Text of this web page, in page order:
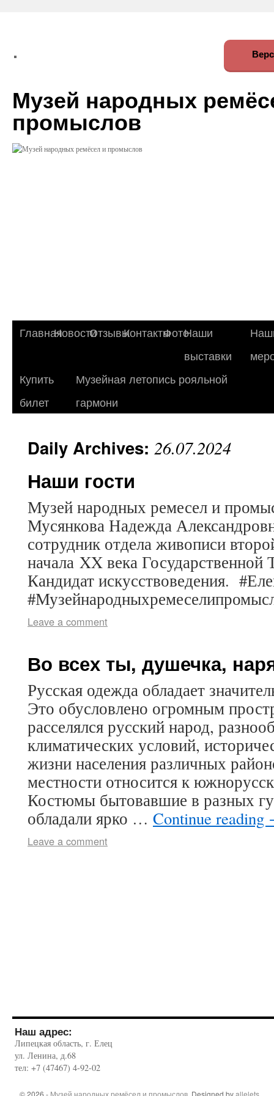
Музей народных
промыслов
ГлавнаяНовостиОтзывыКонтактыФотоНаши
выставки
Купить
билет
Музейная летопись рояльной
гармони
Daily Archives: 26.07.2024
Наши гости
Музей народных ремесел и
Мусянкова Надежда
сотрудник отдела живописи
начала XX века Государственной
Кандидат искусствоведения.
Leave a comment
Во всех ты, душечка,
Русская одежда обладает
Это обусловлено огромным
расселялся русский народ,
климатических условий,
жизни населения различных
местности относится к
Костюмы бытовавшие в разных
обладали ярко … Continue reading
Leave a comment
Наш адрес:
Липецкая область, г. Елец
ул. Ленина, д.68
тел: +7 (47467) 4-92-02
© 2026 - Музей народных ремёсел и промыслов . Designed byallelets